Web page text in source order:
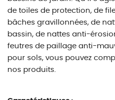
de toiles de protection, de
bâches gravillonnées, de
bassin, de nattes anti-
feutres de paillage anti-
pour sols, vous pouvez
nos produits.